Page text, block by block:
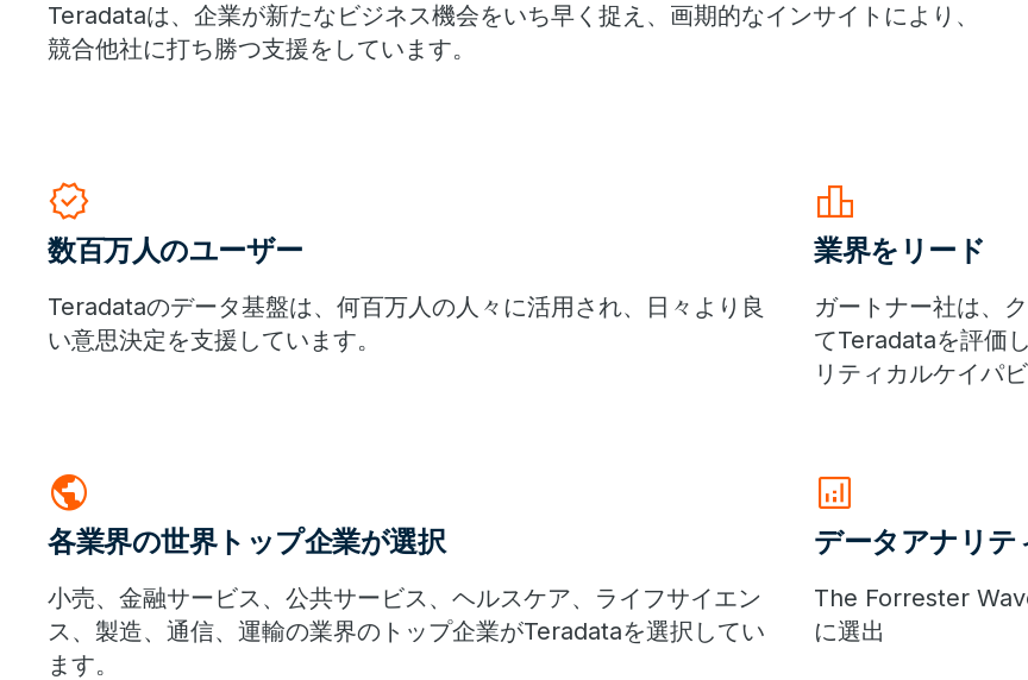
Teradataは、企業が新たなビジネス機会をいち早く捉え、画期的なインサイトにより、
競合他社に打ち勝つ支援をしています。
verified
数百万人のユーザー
Teradataのデータ基盤は、何百万人の人々に活用され、日々より良
い意思決定を支援しています。
leaderboard
業界をリード
ガートナー社は、
てTeradataを評価
リティカルケイパ
public
各業界の世界トップ企業が選択
小売、金融サービス、公共サービス、ヘルスケア、ライフサイエン
ス、製造、通信、運輸の業界のトップ企業がTeradataを選択してい
ます。
analytics
データアナリテ
The Forrester
に選出